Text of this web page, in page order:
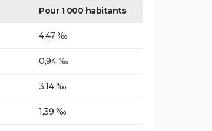
Pour 1 000 habitants
4,47 ‰
0,94 ‰
3,14 ‰
1,39 ‰